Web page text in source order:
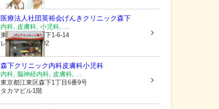
医療法人社団英裕会げんきクリニック森下
内科, 皮膚科, 小児科, ...
東京都江東区森下1-6-14
レックス森下102
森下クリニック内科皮膚科小児科
内科, 脳神経内科, 皮膚科, ...
東京都江東区森下1丁目6番9号
タカマビル1階